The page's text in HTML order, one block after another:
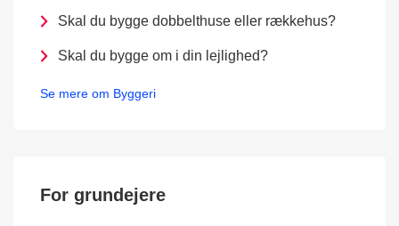
Skal du bygge dobbelthuse eller rækkehus?
Skal du bygge om i din lejlighed?
Se mere om Byggeri
For grundejere